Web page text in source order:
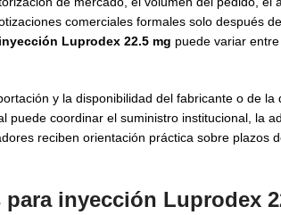
comerciales formales solo después
Luprodex 22.5 mg puede variar
y la disponibilidad del fabricante o de la
puede coordinar el suministro institucional, la
reciben orientación práctica sobre plazos
inyección Luprodex